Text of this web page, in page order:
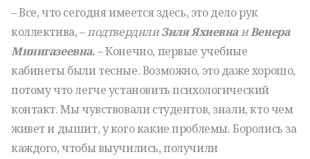
– Все, что сегодня имеется здесь, это дело рук
коллектива, –подтвердилиЗиля ЯхиевнаиВенера
Минигазеевна.– Конечно, первые учебные
кабинеты были тесные. Возможно, это даже хорошо,
потому что легче установить психологический
контакт. Мы чувствовали студентов, знали, кто чем
живет и дышит, у кого какие проблемы. Боролись за
каждого, чтобы выучились, получили